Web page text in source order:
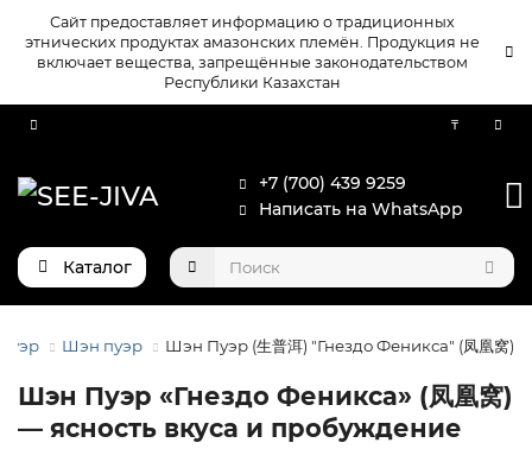
Сайт предоставляет информацию о традиционных
этнических продуктах амазонских племён. Продукция не
включает вещества, запрещённые законодательством
Республики Казахстан
₸
+7 (700) 439 9259
Написать на WhatsApp
Каталог
Шэн пуэр Шэн Пуэр (生普洱) "Гнездо Феникса" (凤凰窝)
Шэн Пуэр «Гнездо Феникса» (凤凰窝)
— ясность вкуса и пробуждение